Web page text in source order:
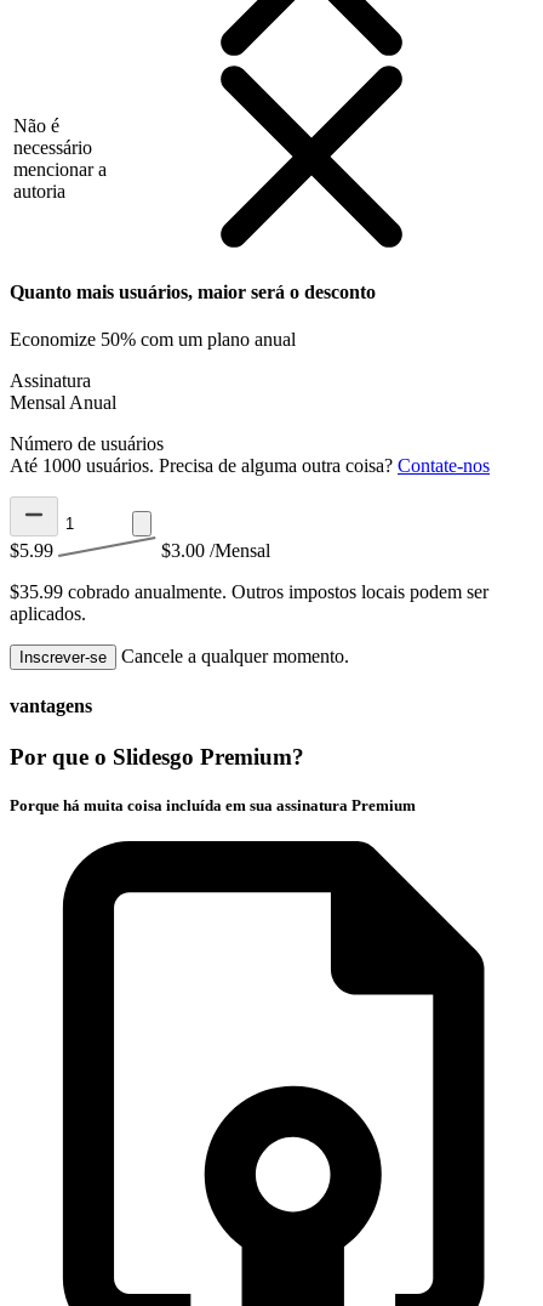
Não é
necessário
mencionar a
autoria
Quanto mais usuários, maior será o desconto
Economize 50% com um plano anual
Assinatura
Mensal Anual
Número de usuários
Até 1000 usuários. Precisa de alguma outra coisa? Contate-nos
$5.99 $3.00 /Mensal
$35.99 cobrado anualmente. Outros impostos locais podem ser
aplicados.
Inscrever-se Cancele a qualquer momento.
vantagens
Por que o Slidesgo Premium?
Porque há muita coisa incluída em sua assinatura Premium